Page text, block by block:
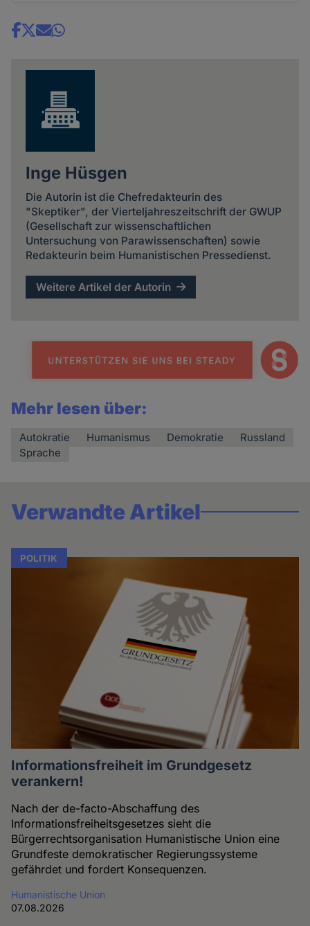
Share
Inge Hüsgen
Die Autorin ist die Chefredakteurin des
"Skeptiker", der Vierteljahreszeitschrift der GWUP
(Gesellschaft zur wissenschaftlichen
Untersuchung von Parawissenschaften) sowie
Redakteurin beim Humanistischen Pressedienst.
Weitere Artikel der Autorin
Mehr lesen über:
Autokratie Humanismus Demokratie
Russland
Sprache
Verwandte Artikel
POLITIK
Informationsfreiheit im Grundgesetz
verankern!
Nach der de-facto-Abschaffung des
Informationsfreiheitsgesetzes sieht die
Bürgerrechtsorganisation Humanistische Union eine
Grundfeste demokratischer Regierungssysteme
gefährdet und fordert Konsequenzen.
Humanistische Union
07.08.2026